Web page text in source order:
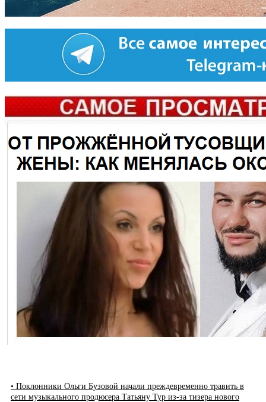
• Поклонники Ольги Бузовой начали преждевременно травить в
сети музыкального продюсера Татьяну Тур из-за тизера нового